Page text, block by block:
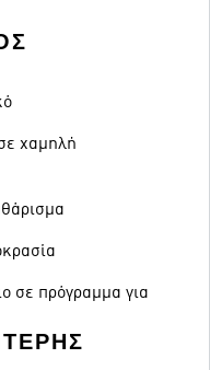
χαμηλή
σε πρόγραμμα για